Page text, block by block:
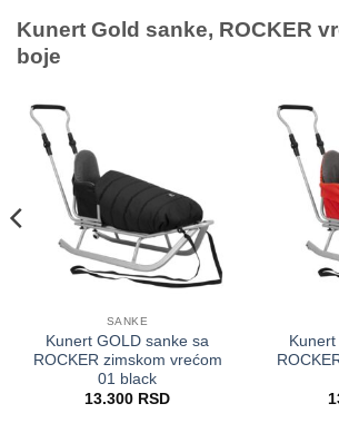
Kunert Gold sanke, ROCKER
boje
SANKE
Kunert GOLD sanke sa
ROCKER zimskom vrećom
01 black
13.300 RSD